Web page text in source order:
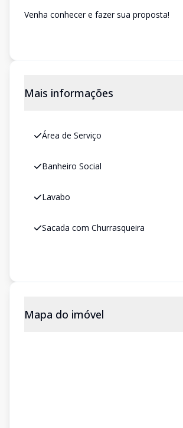
Venha conhecer e fazer sua proposta!
Mais informações
Área de Serviço
Banheiro Social
Lavabo
Sacada com Churrasqueira
Mapa do imóvel